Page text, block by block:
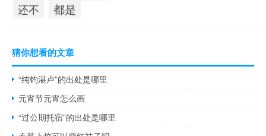
还不 都是
猜你想看的文章
“纯钧湛卢”的出处是哪里
元宵节元宵怎么画
“过公期托宿”的出处是哪里